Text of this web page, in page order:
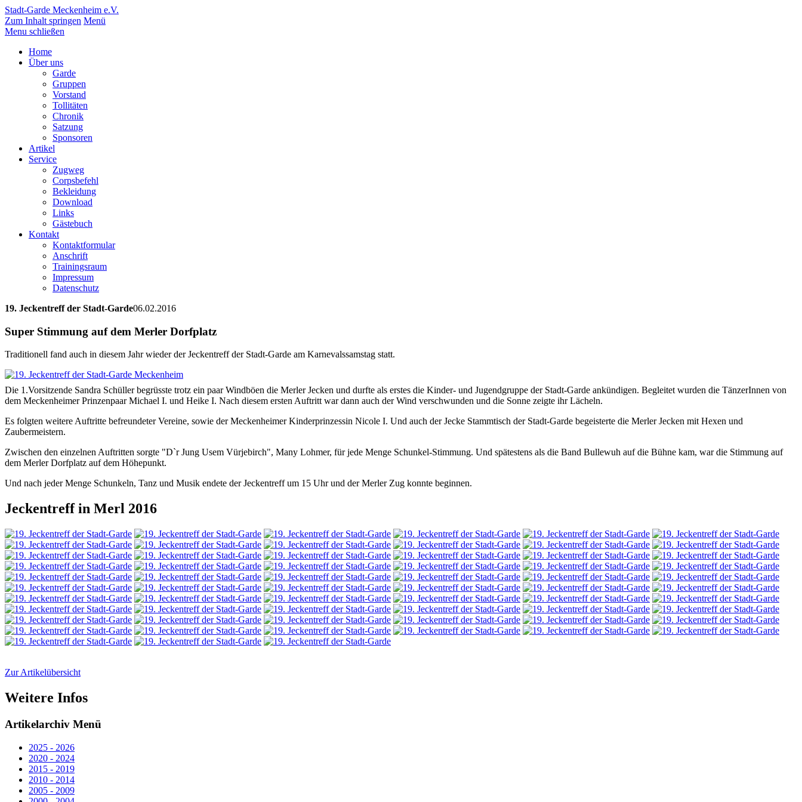
Stadt-Garde Meckenheim e.V.
Zum Inhalt springen Menü
Menu schließen
Home
Über uns
Garde
Gruppen
Vorstand
Tollitäten
Chronik
Satzung
Sponsoren
Artikel
Service
Zugweg
Corpsbefehl
Bekleidung
Download
Links
Gästebuch
Kontakt
Kontaktformular
Anschrift
Trainingsraum
Impressum
Datenschutz
19. Jeckentreff der Stadt-Garde06.02.2016
Super Stimmung auf dem Merler Dorfplatz
Traditionell fand auch in diesem Jahr wieder der Jeckentreff der Stadt-Garde am Karnevalssamstag statt.
Die 1.Vorsitzende Sandra Schüller begrüsste trotz ein paar Windböen die Merler Jecken und durfte als erstes die Kinder- und Jugendgruppe der Stadt-Garde ankündigen. Begleitet wurden die TänzerInnen von
dem Meckenheimer Prinzenpaar Michael I. und Heike I. Nach diesem ersten Auftritt war dann auch der Wind verschwunden und die Sonne zeigte ihr Lächeln.
Es folgten weitere Auftritte befreundeter Vereine, sowie der Meckenheimer Kinderprinzessin Nicole I. Und auch der Jecke Stammtisch der Stadt-Garde begeisterte die Merler Jecken mit Hexen und
Zaubermeistern.
Zwischen den einzelnen Auftritten sorgte "D`r Jung Usem Vürjebirch", Many Lohmer, für jede Menge Schunkel-Stimmung. Und spätestens als die Band Bullewuh auf die Bühne kam, war die Stimmung auf
dem Merler Dorfplatz auf dem Höhepunkt.
Und nach jeder Menge Schunkeln, Tanz und Musik endete der Jeckentreff um 15 Uhr und der Merler Zug konnte beginnen.
Jeckentreff in Merl 2016
Zur Artikelübersicht
Weitere Infos
Artikelarchiv Menü
2025 - 2026
2020 - 2024
2015 - 2019
2010 - 2014
2005 - 2009